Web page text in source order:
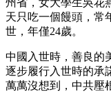
天只吃一個饅頭，常
世，年僅24歲。
中國入世時，善良的
逐步履行入世時的承
萬萬沒想到，中共壓